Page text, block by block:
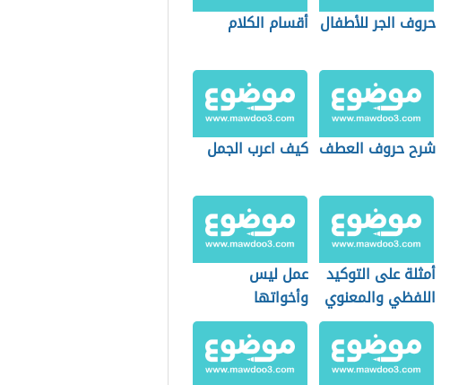
حروف الجر للأطفال أقسام الكلام
شرح حروف العطف كيف اعرب الجمل
أمثلة على التوكيد
اللفظي والمعنوي
عمل ليس
وأخواتها